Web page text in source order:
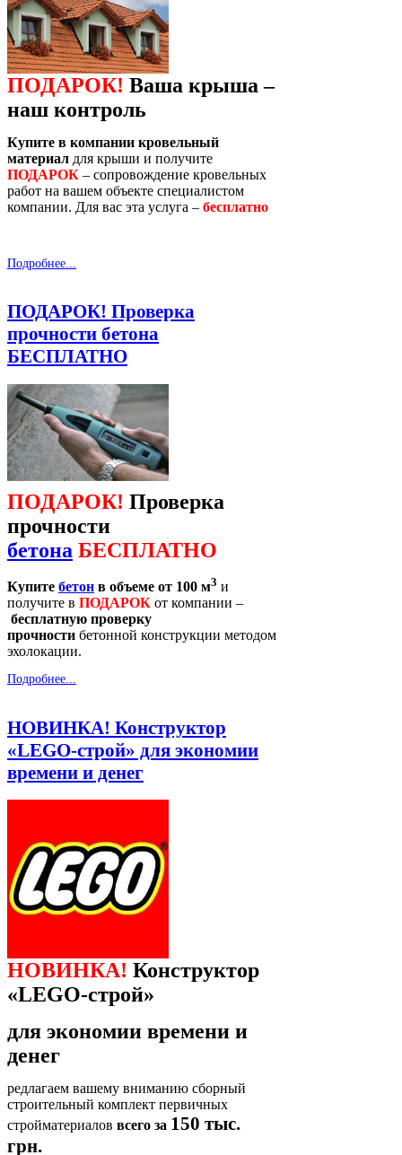
ПОДАРОК! Ваша крыша –
наш контроль
Купите в компании кровельный
материал для крыши и получите
ПОДАРОК – сопровождение кровельных
работ на вашем объекте специалистом
компании. Для вас эта услуга – бесплатно
Подробнее...
ПОДАРОК! Проверка
прочности бетона
БЕСПЛАТНО
ПОДАРОК! Проверка
прочности
бетона БЕСПЛАТНО
Купите бетон в объеме от 100 м3 и
получите в ПОДАРОК от компании –
бесплатную проверку
прочности бетонной конструкции методом
эхолокации.
Подробнее...
НОВИНКА! Конструктор
«LEGO-строй» для экономии
времени и денег
НОВИНКА! Конструктор
«LEGO-строй»
для экономии времени и
денег
редлагаем вашему вниманию сборный
строительный комплект первичных
стройматериалов всего за 150 тыс.
грн.